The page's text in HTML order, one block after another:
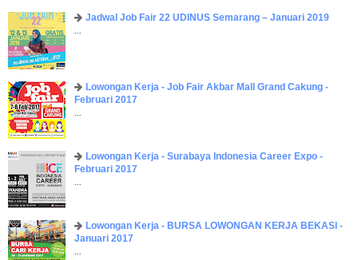
Jadwal Job Fair 22 UDINUS Semarang – Januari 2019
...
Lowongan Kerja - Job Fair ​Akbar ​Mall Grand Cakung -
Februari 2017
...
Lowongan Kerja - Surabaya Indonesia Career Expo -
Februari 2017
...
Lowongan Kerja - BURSA LOWONGAN KERJA BEKASI -
Januari 2017
...